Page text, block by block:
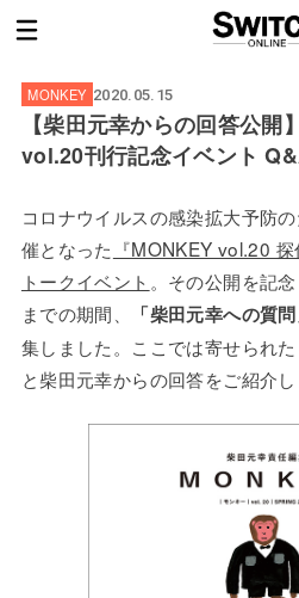
MONKEY 2020.05.15
【柴田元幸からの回答公
vol.20刊行記念イベント
コロナウイルスの感染拡大予防
催となった 『MONKEY vol.20
トークイベント 。その公開を記
までの期間、
「柴田元幸への質問
集しました。ここでは寄せられ
と柴田元幸からの回答をご紹介し